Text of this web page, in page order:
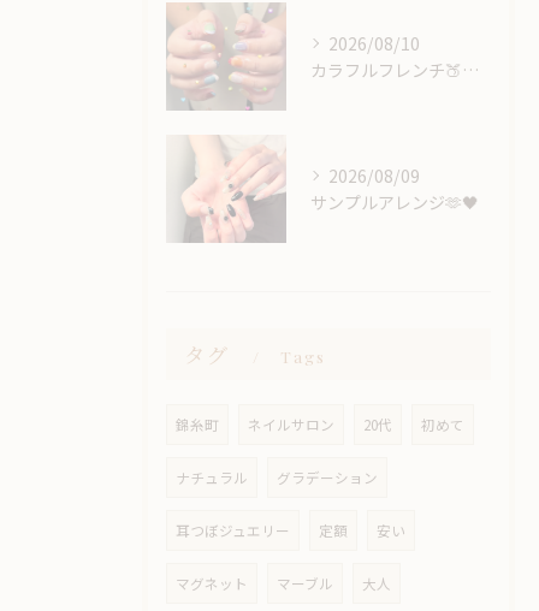
2026/08/10
カラフルフレンチ🍑🌈‪🌟
2026/08/09
サンプルアレンジ🫶🖤
タグ Tags
錦糸町 ネイルサロン 20代 初めて
ナチュラル グラデーション
耳つぼジュエリー 定額 安い
マグネット マーブル 大人